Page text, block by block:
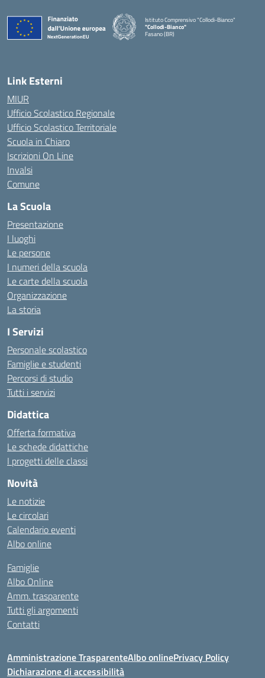
Istituto Comprensivo "Collodi-Bianco"
"Collodi-Bianco"
Fasano (BR)
Link Esterni
MIUR
Ufficio Scolastico Regionale
Ufficio Scolastico Territoriale
Scuola in Chiaro
Iscrizioni On Line
Invalsi
Comune
La Scuola
Presentazione
I luoghi
Le persone
I numeri della scuola
Le carte della scuola
Organizzazione
La storia
I Servizi
Personale scolastico
Famiglie e studenti
Percorsi di studio
Tutti i servizi
Didattica
Offerta formativa
Le schede didattiche
I progetti delle classi
Novità
Le notizie
Le circolari
Calendario eventi
Albo online
Famiglie
Albo Online
Amm. trasparente
Tutti gli argomenti
Contatti
Amministrazione TrasparenteAlbo onlinePrivacy Policy
Dichiarazione di accessibilità